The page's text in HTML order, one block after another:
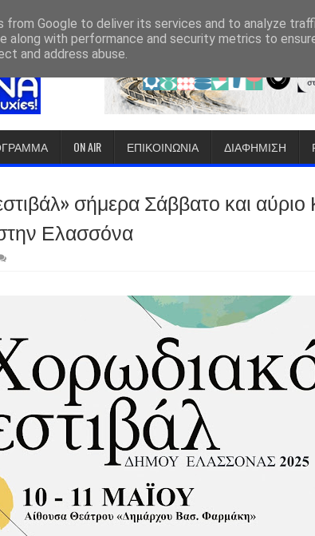
ON AIR ΕΠΙΚΟΙΝΩΝΙΑ ΔΙΑΦΗΜΙΣΗ
σήμερα Σάββατο και αύριο
Ελασσόνα
from Google to deliver its services and to analyze
along with performance and security metrics to
and address abuse.